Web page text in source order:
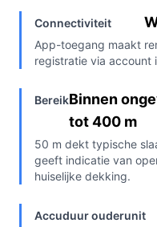
Connectiviteit
App-toegang maakt
registratie via account
BereikBinnen
tot 400 m
50 m dekt typische
geeft indicatie van
huiselijke dekking.
Accuduur ouderunit